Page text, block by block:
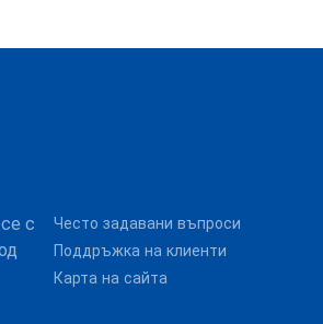
с
Често задавани въпроси
Поддръжка на клиенти
Карта на сайта